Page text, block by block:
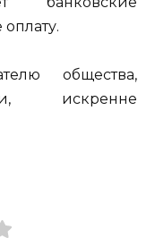
общества,
искренне